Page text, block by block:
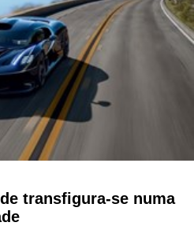
transfigura-se numa